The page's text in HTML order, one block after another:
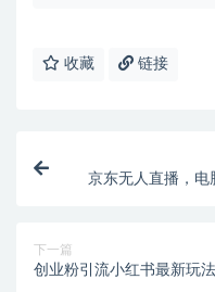
收藏 链接
京东无人直播，电
下一篇
创业粉引流小红书最新玩